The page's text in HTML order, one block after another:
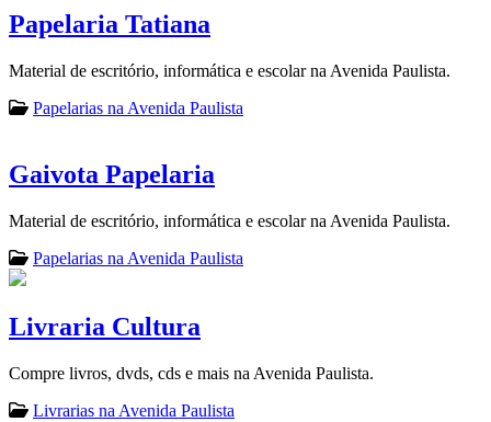
Papelaria Tatiana
Material de escritório, informática e escolar na Avenida Paulista.
Papelarias na Avenida Paulista
Gaivota Papelaria
Material de escritório, informática e escolar na Avenida Paulista.
Papelarias na Avenida Paulista
Livraria Cultura
Compre livros, dvds, cds e mais na Avenida Paulista.
Livrarias na Avenida Paulista